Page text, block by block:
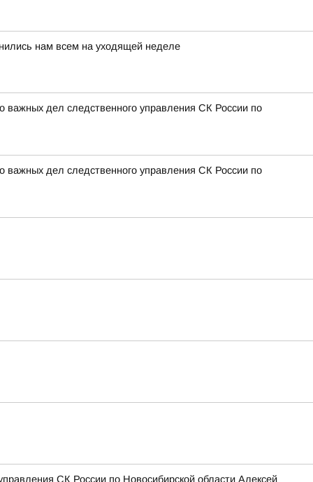
нам всем на уходящей неделе
важных дел следственного управления СК России по
важных дел следственного управления СК России по
СК России по Новосибирской области Алексей